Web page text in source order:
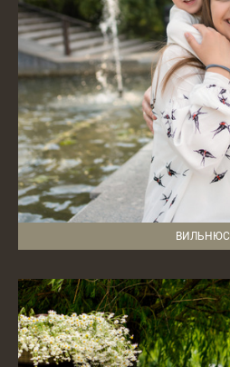
ВИЛЬНЮС